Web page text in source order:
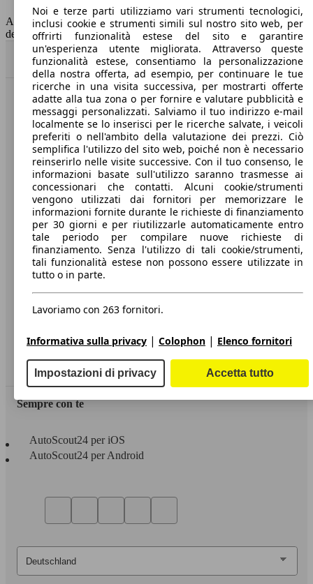
Capacità del serbatoio
50 l
AutoScout24 non si assume alcuna responsabilità per la correttezza
dei dati.
Torna su
Benvenuti su AutoScout24, il mercato auto europeo.
Società
A proposito di AutoScout24
Stampa
Media
Condizioni generali
Informazioni
Privacy
Dichiarazione di Accessibilità
Servizi
Area rivenditori
Sempre con te
AutoScout24 per iOS
AutoScout24 per Android
Noi e terze parti utilizziamo vari strumenti tecnologici,
inclusi cookie e strumenti simili sul nostro sito web, per
offrirti funzionalità estese del sito e garantire
un'esperienza utente migliorata. Attraverso queste
funzionalità estese, consentiamo la personalizzazione
della nostra offerta, ad esempio, per continuare le tue
ricerche in una visita successiva, per mostrarti offerte
adatte alla tua zona o per fornire e valutare pubblicità e
messaggi personalizzati. Salviamo il tuo indirizzo e-mail
localmente se lo inserisci per le ricerche salvate, i veicoli
preferiti o nell'ambito della valutazione dei prezzi. Ciò
semplifica l'utilizzo del sito web, poiché non è necessario
reinserirlo nelle visite successive. Con il tuo consenso, le
informazioni basate sull'utilizzo saranno trasmesse ai
concessionari che contatti. Alcuni cookie/strumenti
vengono utilizzati dai fornitori per memorizzare le
informazioni fornite durante le richieste di finanziamento
per 30 giorni e per riutilizzarle automaticamente entro
tale periodo per compilare nuove richieste di
finanziamento. Senza l'utilizzo di tali cookie/strumenti,
tali funzionalità estese non possono essere utilizzate in
tutto o in parte.
Lavoriamo con 263 fornitori.
Informativa sulla privacy | Colophon | Elenco fornitori
Impostazioni di privacy Accetta tutto